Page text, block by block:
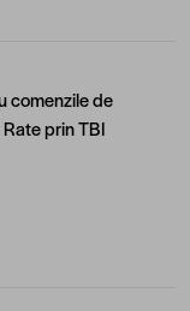
comenzile de
prin TBI